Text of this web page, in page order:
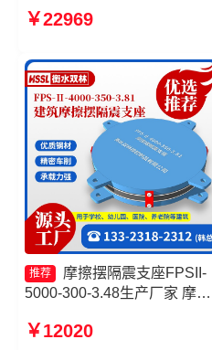
震球形支座源头工厂 摩擦摆隔
￥22969
推荐
摩擦摆隔震支座FPSII-
5000-300-3.48生产厂家 摩擦
4.11厂家 建筑摩擦摆隔振支座
￥12020